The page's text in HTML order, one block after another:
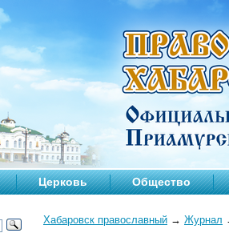
Церковь Общество
Хабаровск православный → Журнал